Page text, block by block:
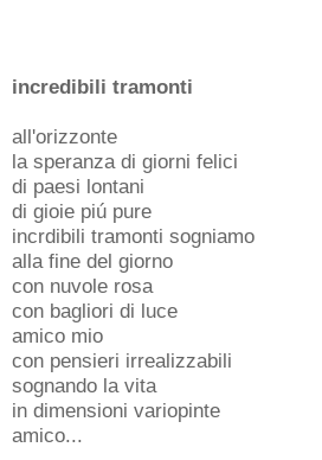
incredibili tramonti
all'orizzonte
la speranza di giorni felici
di paesi lontani
di gioie piú pure
incrdibili tramonti sogniamo
alla fine del giorno
con nuvole rosa
con bagliori di luce
amico mio
con pensieri irrealizzabili
sognando la vita
in dimensioni variopinte
amico...